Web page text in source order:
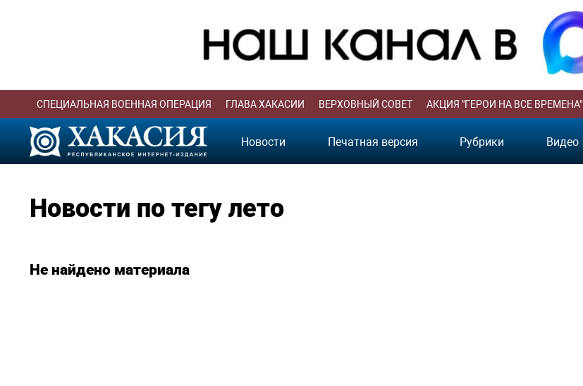
СПЕЦИАЛЬНАЯ ВОЕННАЯ ОПЕРАЦИЯ ГЛАВА ХАКАСИИ ВЕРХОВНЫЙ СОВЕТ АКЦИЯ "ГЕРОИ НА ВСЕ ВРЕМЕНА"
Новости Печатная версия Рубрики Видео
Новости по тегу лето
Не найдено материала